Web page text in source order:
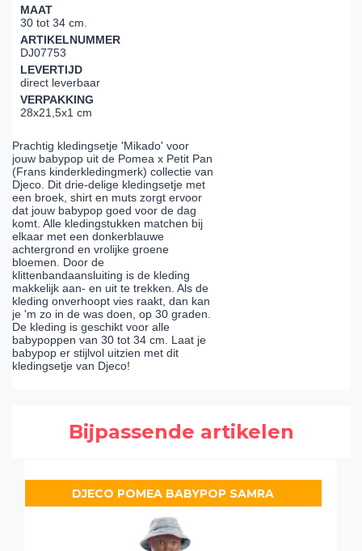
MAAT
30 tot 34 cm.
ARTIKELNUMMER
DJ07753
LEVERTIJD
direct leverbaar
VERPAKKING
28x21,5x1 cm
Prachtig kledingsetje 'Mikado' voor
jouw babypop uit de Pomea x Petit Pan
(Frans kinderkledingmerk) collectie van
Djeco. Dit drie-delige kledingsetje met
een broek, shirt en muts zorgt ervoor
dat jouw babypop goed voor de dag
komt. Alle kledingstukken matchen bij
elkaar met een donkerblauwe
achtergrond en vrolijke groene
bloemen. Door de
klittenbandaansluiting is de kleding
makkelijk aan- en uit te trekken. Als de
kleding onverhoopt vies raakt, dan kan
je 'm zo in de was doen, op 30 graden.
De kleding is geschikt voor alle
babypoppen van 30 tot 34 cm. Laat je
babypop er stijlvol uitzien met dit
kledingsetje van Djeco!
Bijpassende artikelen
DJECO POMEA BABYPOP SAMRA